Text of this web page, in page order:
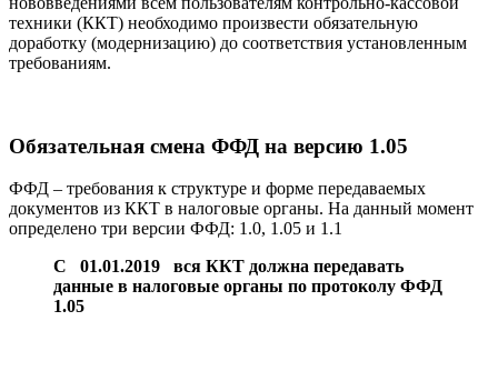
техники (ККТ) необходимо произвести обязательную
доработку (модернизацию) до соответствия установленным
требованиям.
Обязательная смена ФФД на версию 1.05
ФФД – требования к структуре и форме передаваемых
документов из ККТ в налоговые органы. На данный момент
определено три версии ФФД: 1.0, 1.05 и 1.1
С 01.01.2019 вся ККТ должна передавать
данные в налоговые органы по протоколу ФФД
1.05